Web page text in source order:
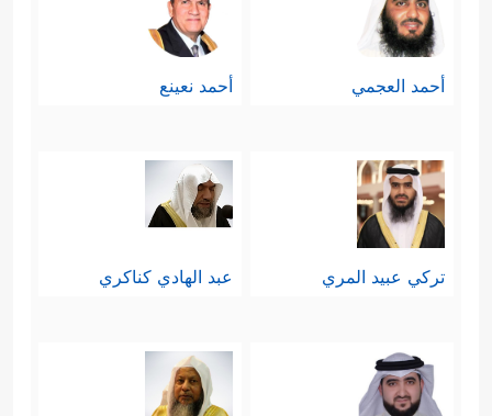
إِذۡ جَاۤءَهَا ٱلۡمُرۡسَلُونَ﴾
ولم يُسمِّ القرآن هذه القرية، ولم يُعرِّف
العبرة المجرَّدة لا غير، وكان الله قد
أرسل إليها رسولَين اثنَين، فلمَّا كذَّبُوهما
عزَّزَهما بثالثٍ
القرية على هؤلاء الرسل دعوتهم:
أحمد العجمي أحمد نعينع
تركي عبيد المري عبد الهادي كناكري